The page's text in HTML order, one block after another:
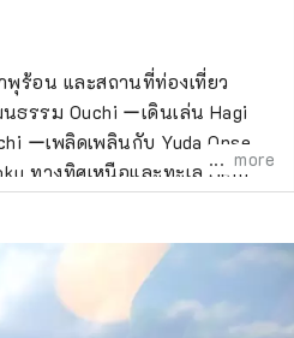
ร้อน และสถานที่ท่องเที่ยว
รรม Ouchi ーเดินเล่น Hagi
ーเพลิดเพลินกับ Yuda Onsen
ทางทิศเหนือและทะเล Seto
เห็น รู้สึก และสัมผัสกับมัน ไป
more